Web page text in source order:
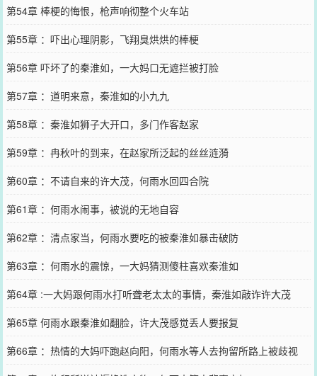
第54章 棒梗的悔恨，枪声响彻整个火车站
第55章 ：吓出心理阴影，飞翔臭烘烘的棒梗
第56章 吓坏了的秦淮如，一大妈口无遮拦被打脸
第57章 ：道明来意，秦淮如的小九九
第58章 ：秦淮如狮子大开口，多门作客赵家
第59章 ：冉秋叶的到来，在赵家所泛起的丝丝涟漪
第60章 ：不请自来的许大茂，何雨水回四合院
第61章 ：何雨水闹事，被说的无地自容
第62章 ：清点家当，何雨水要吃的被秦淮如暴击破防
第63章 ：何雨水的震惊，一大妈猜测傻柱喜欢秦淮如
第64章 :一大妈跟何雨水打听聋老太太的事情，秦淮如敲诈许大茂
第65章 何雨水跟秦淮如翻脸，许大茂感觉丢人要报复
第66章 ：热情的大妈吓跑赵向阳，何雨水等人去拘留所路上被歧视